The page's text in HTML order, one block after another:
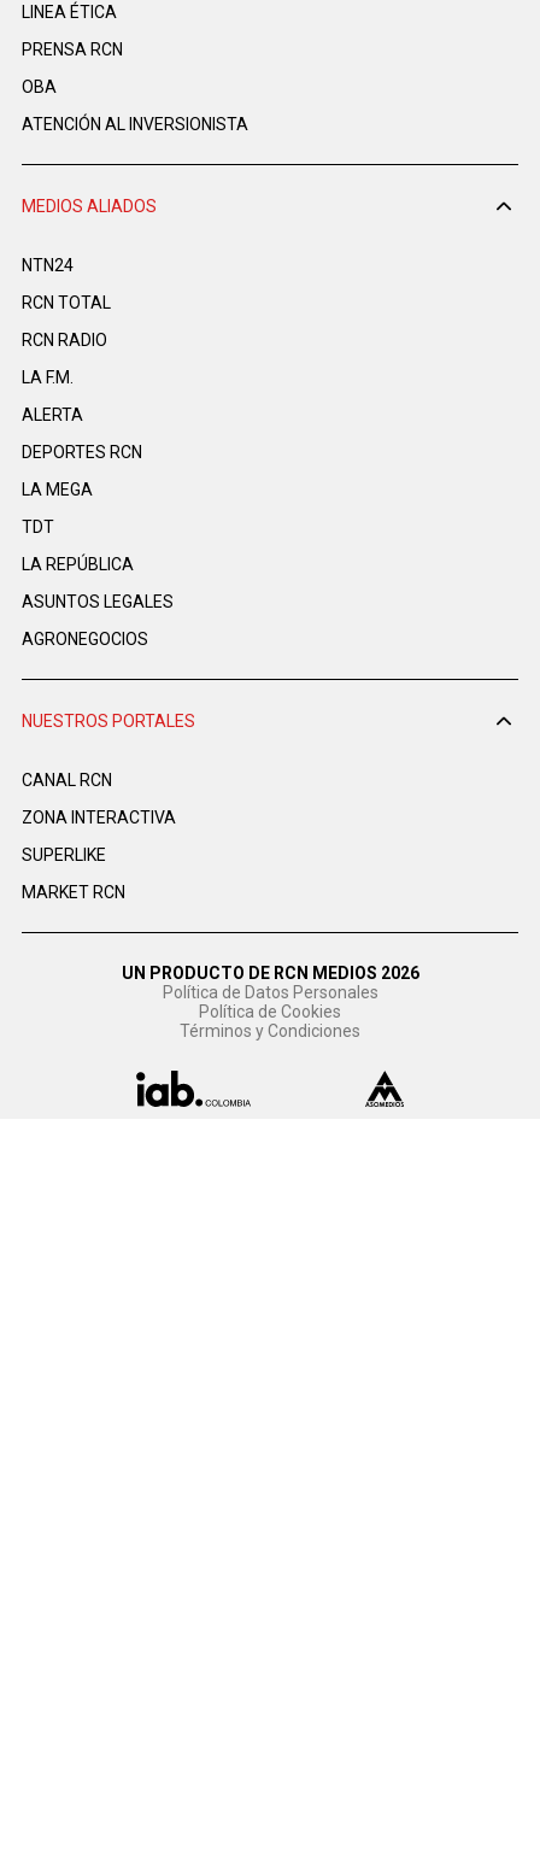
LINEA ÉTICA
PRENSA RCN
OBA
ATENCIÓN AL INVERSIONISTA
MEDIOS ALIADOS
NTN24
RCN TOTAL
RCN RADIO
LA F.M.
ALERTA
DEPORTES RCN
LA MEGA
TDT
LA REPÚBLICA
ASUNTOS LEGALES
AGRONEGOCIOS
NUESTROS PORTALES
CANAL RCN
ZONA INTERACTIVA
SUPERLIKE
MARKET RCN
UN PRODUCTO DE RCN MEDIOS 2026
Política de Datos Personales
Política de Cookies
Términos y Condiciones